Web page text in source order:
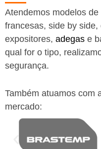
Atendemos modelos
francesas, side by
expositores, adegas e
qual for o tipo,
segurança.
Também atuamos com
mercado: